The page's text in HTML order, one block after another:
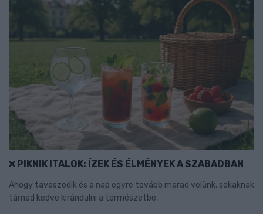
PIKNIK ITALOK: ÍZEK ÉS ÉLMÉNYEK A SZABADBAN
Ahogy tavaszodik és a nap egyre tovább marad velünk, sokaknak
támad kedve kirándulni a természetbe.